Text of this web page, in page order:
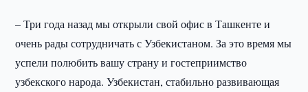
– Три года назад мы открыли свой офис в Ташкенте и
очень рады сотрудничать с Узбекистаном. За это время мы
успели полюбить вашу страну и гостеприимство
узбекского народа. Узбекистан, стабильно развивающая